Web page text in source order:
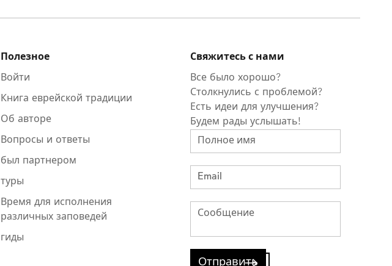
Свяжитесь с нами
Все было хорошо?
Столкнулись с проблемой?
Есть идеи для улучшения?
Будем рады услышать!
Полезное
Войти
Книга еврейской традиции
Об авторе
Вопросы и ответы
был партнером
туры
Время для исполнения
различных заповедей
гиды